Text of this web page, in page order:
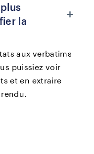
la
+
aux verbatims
puissiez voir
et en extraire